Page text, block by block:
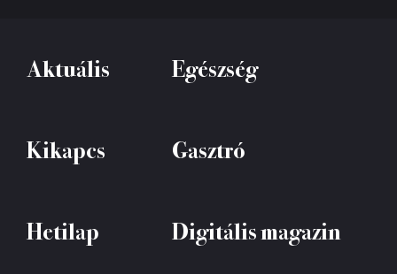
Aktuális Egészség
Kikapcs Gasztró
Hetilap Digitális magazin